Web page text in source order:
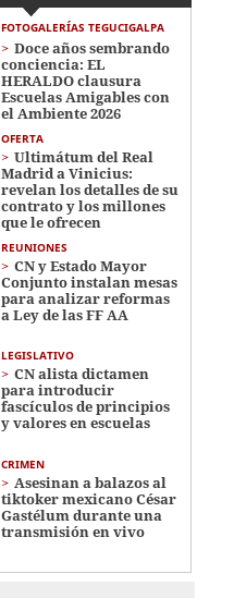
FOTOGALERÍAS TEGUCIGALPA
Doce años sembrando
conciencia: EL
HERALDO clausura
Escuelas Amigables con
el Ambiente 2026
OFERTA
Ultimátum del Real
Madrid a Vinicius:
revelan los detalles de su
contrato y los millones
que le ofrecen
REUNIONES
CN y Estado Mayor
Conjunto instalan mesas
para analizar reformas
a Ley de las FF AA
LEGISLATIVO
CN alista dictamen
para introducir
fascículos de principios
y valores en escuelas
CRIMEN
Asesinan a balazos al
tiktoker mexicano César
Gastélum durante una
transmisión en vivo